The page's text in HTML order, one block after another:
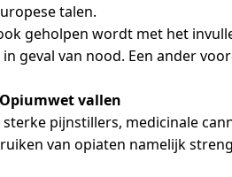
talen.
geholpen wordt met het
geval van nood. Een ander
vallen
pijnstillers, medicinale
van opiaten namelijk